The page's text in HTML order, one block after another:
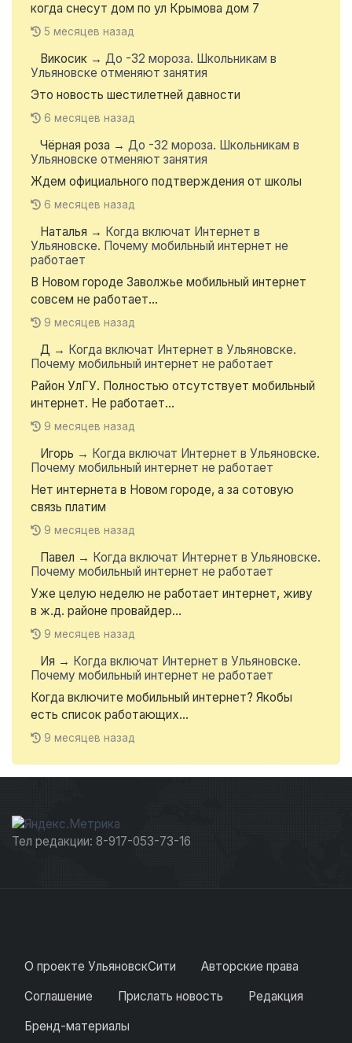
когда снесут дом по ул Крымова дом 7
5 месяцев назад
Викосик → До -32 мороза. Школьникам в
Ульяновске отменяют занятия
Это новость шестилетней давности
6 месяцев назад
Чёрная роза → До -32 мороза. Школьникам в
Ульяновске отменяют занятия
Ждем официального подтверждения от школы
6 месяцев назад
Наталья → Когда включат Интернет в
Ульяновске. Почему мобильный интернет не
работает
В Новом городе Заволжье мобильный интернет
совсем не работает...
9 месяцев назад
Д → Когда включат Интернет в Ульяновске.
Почему мобильный интернет не работает
Район УлГУ. Полностью отсутствует мобильный
интернет. Не работает...
9 месяцев назад
Игорь → Когда включат Интернет в Ульяновске.
Почему мобильный интернет не работает
Нет интернета в Новом городе, а за сотовую
связь платим
9 месяцев назад
Павел → Когда включат Интернет в Ульяновске.
Почему мобильный интернет не работает
Уже целую неделю не работает интернет, живу
в ж.д. районе провайдер...
9 месяцев назад
Ия → Когда включат Интернет в Ульяновске.
Почему мобильный интернет не работает
Когда включите мобильный интернет? Якобы
есть список работающих...
9 месяцев назад
Тел редакции: 8-917-053-73-16
О проекте УльяновскСити
Авторские права
Соглашение
Прислать новость
Редакция
Бренд-материалы